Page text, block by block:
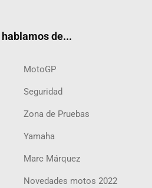
de...
MotoGP
Seguridad
Zona de Pruebas
Yamaha
Marc Márquez
Novedades motos 2022